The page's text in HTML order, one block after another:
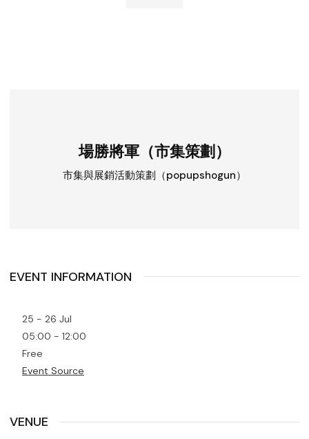
場勝將軍（市集策劃）
市集與展銷活動策劃（popupshogun）
EVENT INFORMATION
25 - 26 Jul
05:00 - 12:00
Free
Event Source
VENUE